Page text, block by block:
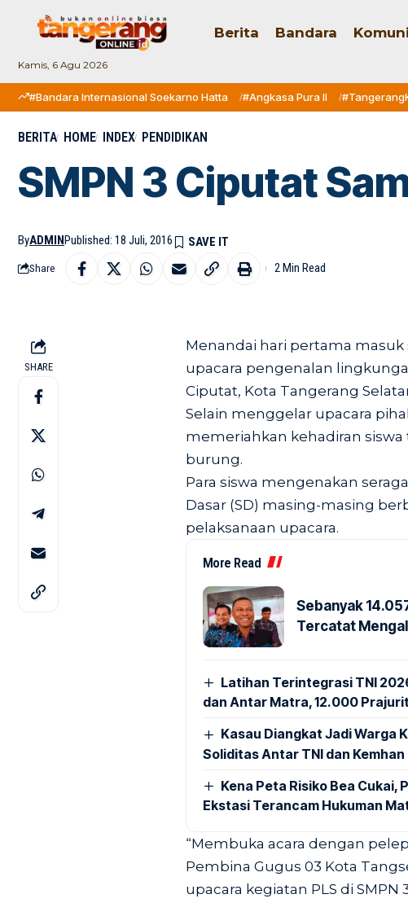
Kamis, 6 Agu 2026
Berita Bandara
#Bandara Internasional Soekarno Hatta #Angkasa Pura II
BERITA HOME INDEX PENDIDIKAN
SMPN 3 Ciputat
ByADMINPublished: 18 Juli, 2016
Share 2 Min Read
SHARE
Menandai hari pertama
upacara pengenalan
Ciputat, Kota Tangerang
Selain menggelar upacara
memeriahkan kehadiran
burung.
Para siswa mengenakan
Dasar (SD) masing-masing
pelaksanaan upacara.
More Read
Sebanyak
Tercatat
Latihan Terintegrasi TNI
dan Antar Matra, 12.000
Kasau Diangkat Jadi Warga
Soliditas Antar TNI dan Kemhan
Kena Peta Risiko Bea Cukai,
Ekstasi Terancam Hukuman
“Membuka acara dengan
Pembina Gugus 03 Kota
upacara kegiatan PLS di